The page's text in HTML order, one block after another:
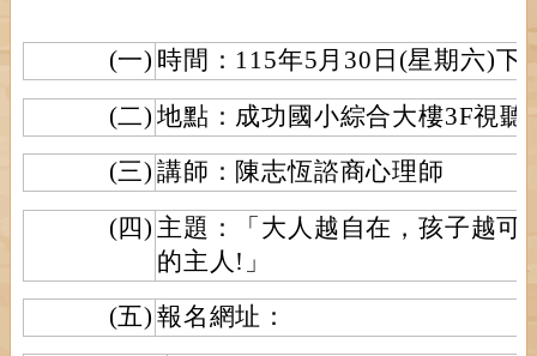
(一) 時間：115年5月30日(星期六)下
(二) 地點：成功國小綜合大樓3F視聽
(三) 講師：陳志恆諮商心理師
(四) 主題：「大人越自在，孩子越可
的主人!」
(五) 報名網址：